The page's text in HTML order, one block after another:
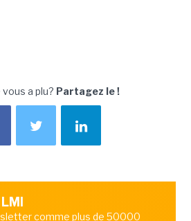
a plu? Partagez le !
comme plus de 50000